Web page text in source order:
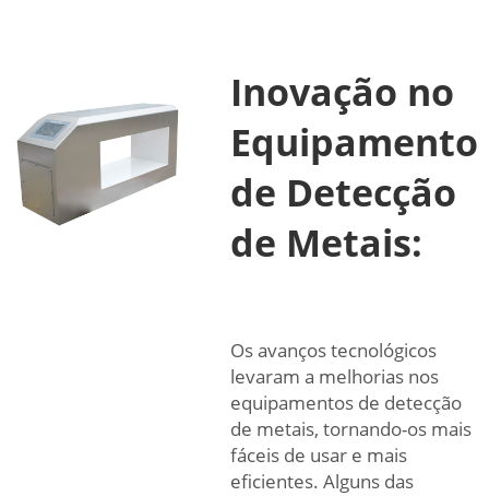
Inovação no
Equipamento
de Detecção
de Metais:
Os avanços tecnológicos
levaram a melhorias nos
equipamentos de detecção
de metais, tornando-os mais
fáceis de usar e mais
eficientes. Alguns das